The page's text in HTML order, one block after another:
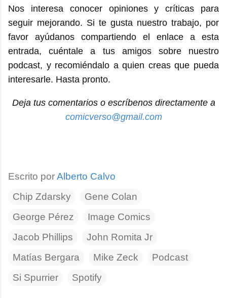
Nos interesa conocer opiniones y críticas para
seguir mejorando. Si te gusta nuestro trabajo, por
favor ayúdanos compartiendo el enlace a esta
entrada, cuéntale a tus amigos sobre nuestro
podcast, y recomiéndalo a quien creas que pueda
interesarle. Hasta pronto.
Deja tus comentarios o escríbenos directamente a
comicverso@gmail.com
Escrito porAlberto Calvo
Chip Zdarsky
Gene Colan
George Pérez
Image Comics
Jacob Phillips
John Romita Jr
Matías Bergara
Mike Zeck
Podcast
Si Spurrier
Spotify